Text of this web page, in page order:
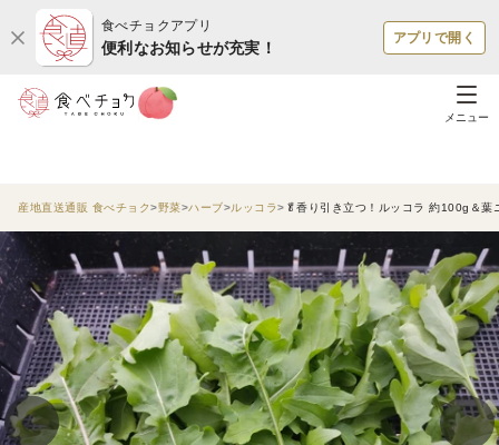
食べチョクアプリ
便利なお知らせが充実！
アプリで開く
メニュー
産地直送通販 食べチョク 野菜 ハーブ ルッコラ 🥬香り引き立つ！ルッコラ 約100g＆